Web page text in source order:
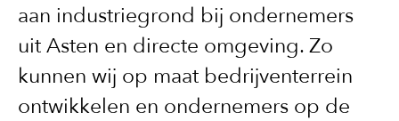
aan industriegrond bij ondernemers
uit Asten en directe omgeving. Zo
kunnen wij op maat bedrijventerrein
ontwikkelen en ondernemers op de